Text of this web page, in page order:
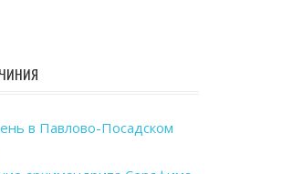
в Павлово-Посадском